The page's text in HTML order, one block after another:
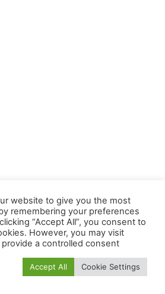
website to give you the most
remembering your preferences
“Accept All”, you consent to
However, you may visit
a controlled consent.
Cookie Settings
Accept All